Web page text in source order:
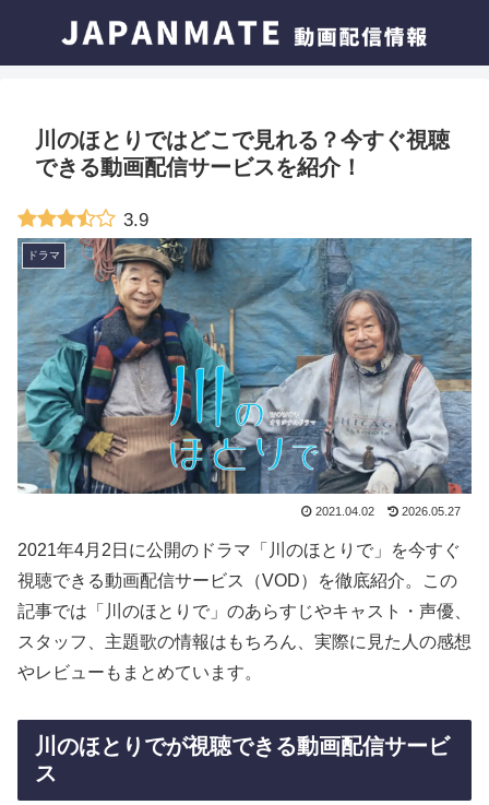
川のほとりではどこで見れる？今すぐ視聴
できる動画配信サービスを紹介！
3.9
ドラマ
2021.04.02 2026.05.27
2021年4月2日に公開のドラマ「川のほとりで」を今すぐ
視聴できる動画配信サービス（VOD）を徹底紹介。この
記事では「川のほとりで」のあらすじやキャスト・声優、
スタッフ、主題歌の情報はもちろん、実際に見た人の感想
やレビューもまとめています。
川のほとりでが視聴できる動画配信サービ
ス